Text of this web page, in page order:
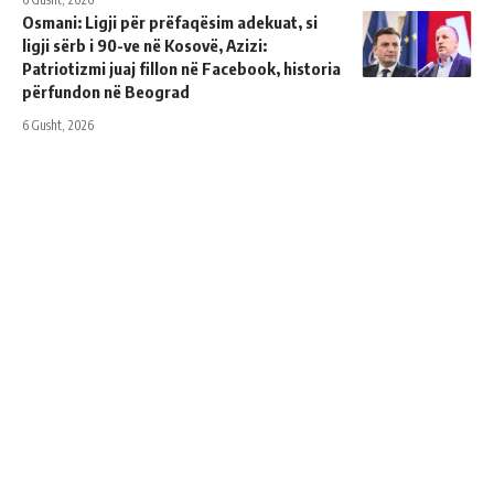
Osmani: Ligji për prëfaqësim adekuat, si
ligji sërb i 90-ve në Kosovë, Azizi:
Patriotizmi juaj fillon në Facebook, historia
përfundon në Beograd
6 Gusht, 2026